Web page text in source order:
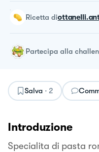
ricetta di
Partecipa alla
Salva · 2
Introduzione
Specialita di pasta